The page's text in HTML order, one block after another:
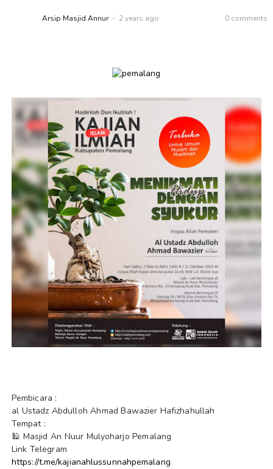
Arsip Masjid Annur 2 years ago 0 comments
Pembicara :
al Ustadz Abdulloh Ahmad Bawazier Hafizhahullah
Tempat:
🕌 Masjid An Nuur Mulyoharjo Pemalang
Link Telegram
https://t.me/kajianahlussunnahpemalang